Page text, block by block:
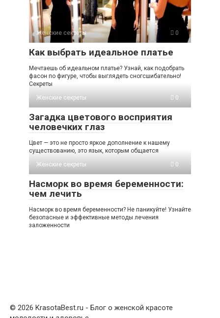
Женские секреты 0
Как выбрать идеальное платье
Мечтаешь об идеальном платье? Узнай, как подобрать
фасон по фигуре, чтобы выглядеть сногсшибательно!
Секреты
Женские секреты
0
Загадка цветового восприятия
человечких глаз
Цвет — это не просто яркое дополнение к нашему
существованию, это язык, которым общается
Женские секреты
0
Насморк во время беременности:
чем лечить
Насморк во время беременности? Не паникуйте! Узнайте
безопасные и эффективные методы лечения
заложенности
© 2026 KrasotaBest.ru - Блог о женской красоте